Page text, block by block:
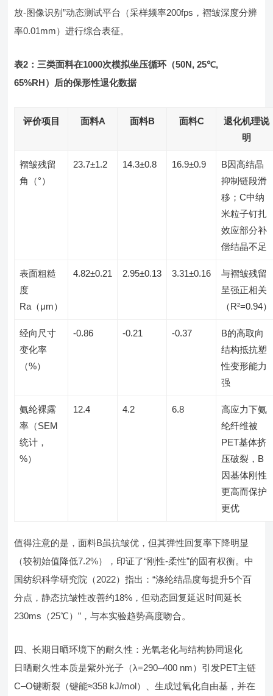
放-图像识别”动态测试平台（采样频率200fps，褶皱深度分辨
率0.01mm）进行综合表征。
表2：三类面料在1000次模拟坐压循环（50N, 25℃,
65%RH）后的保形性退化数据
评价项目 面料A 面料B 面料C
退化机理说
明
褶皱残留
角（°）
23.7±1.2 14.3±0.8 16.9±0.9
B因高结晶
抑制链段滑
移；C中纳
米粒子钉扎
效应部分补
偿结晶不足
表面粗糙
度
Ra（μm）
4.82±0.21 2.95±0.13 3.31±0.16
与褶皱残留
呈强正相关
（R²=0.94）
经向尺寸
变化率
（%）
-0.86 -0.21 -0.37
B的高取向
结构抵抗塑
性变形能力
强
氨纶裸露
率（SEM
统计，
%）
12.4 4.2 6.8
高应力下氨
纶纤维被
PET基体挤
压破裂，B
因基体刚性
更高而保护
更优
值得注意的是，面料B虽抗皱优，但其弹性回复率下降明显
（较初始值降低7.2%），印证了“刚性-柔性”的固有权衡。中
国纺织科学研究院（2022）指出：“涤纶结晶度每提升5个百
分点，静态抗皱性改善约18%，但动态回复延迟时间延长
230ms（25℃）”，与本实验趋势高度吻合。
四、长期日晒环境下的耐久性：光氧老化与结构协同退化
日晒耐久性本质是紫外光子（λ=290–400 nm）引发PET主链
C–O键断裂（键能≈358 kJ/mol）、生成过氧化自由基，并在